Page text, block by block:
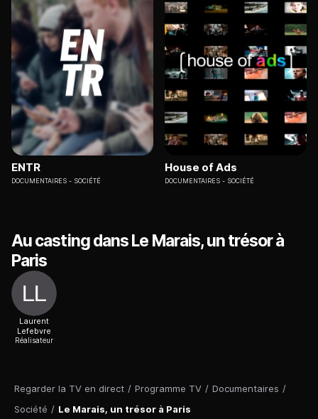
Regarder la TV en direct / Programme TV / Documentaires /
Société / Le Marais, un trésor à Paris
ENTR
DOCUMENTAIRES SOCIÉTÉ
House of Ads
DOCUMENTAIRES SOCIÉTÉ
Au casting dans Le Marais, un trésor à
Paris
Laurent
Lefebvre
Réalisateur